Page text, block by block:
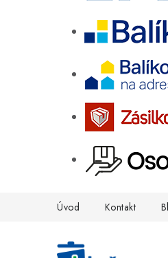
Úvod Kontakt